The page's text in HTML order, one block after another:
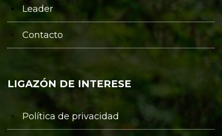
Leader
Contacto
LIGAZÓN DE INTERESE
Política de privacidad